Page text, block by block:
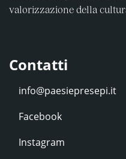
valorizzazione della
Contatti
Facebook
Instagram